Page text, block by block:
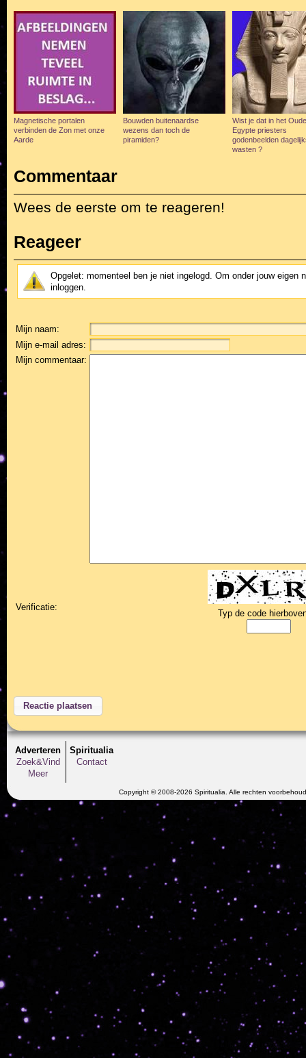
Magnetische portalen
verbinden de Zon met onze
Aarde
Bouwden buitenaardse
wezens dan toch de
piramiden?
Wist je dat in het Oude
Egypte priesters
godenbeelden
wasten ?
Commentaar
Wees de eerste om te reageren!
Reageer
Opgelet: momenteel ben je niet ingelogd. Om onder jouw eigen
inloggen.
Mijn naam:
Mijn e-mail adres:
Mijn commentaar:
Verificatie:
Typ de code
Adverteren
Zoek&Vind
Meer
Spiritualia
Contact
Copyright © 2008-2026 Spiritualia. Alle rechten